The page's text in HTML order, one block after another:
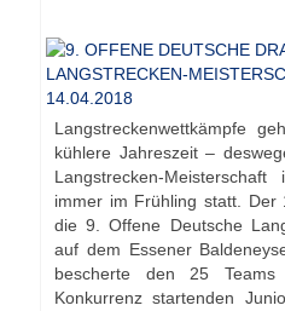
Langstreckenwettkämpfe
kühlere Jahreszeit –
Langstrecken-
immer im Frühling statt. Der
die 9. Offene Deutsche
auf dem Essener
bescherte den 25
Konkurrenz startenden